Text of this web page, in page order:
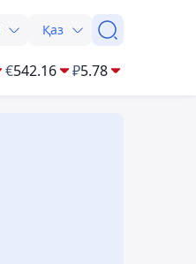
Қаз
€542.16 ₽5.78